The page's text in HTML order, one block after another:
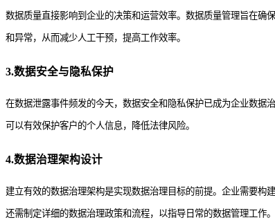
数据质量直接影响到企业的决策和运营效率。数据质量管理旨在确
和异常，从而减少人工干预，提高工作效率。
3.数据安全与隐私保护
在数据泄露事件频发的今天，数据安全和隐私保护已成为企业数据
可以有效保护客户的个人信息，降低法律风险。
4.数据治理架构设计
建立有效的数据治理架构是实现数据治理目标的前提。企业需要构
还需制定详细的数据治理政策和流程，以指导日常的数据管理工作。